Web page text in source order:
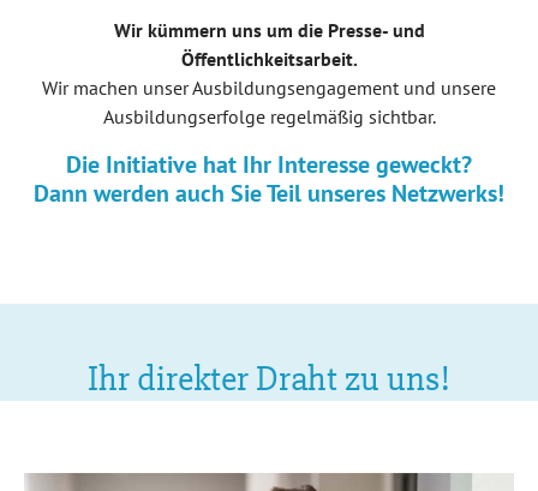
Wir kümmern uns um die Presse- und
Öffentlichkeitsarbeit.
Wir machen unser Ausbildungsengagement und unsere
Ausbildungserfolge regelmäßig sichtbar.
Die Initiative hat Ihr Interesse geweckt?
Dann werden auch Sie Teil unseres Netzwerks!
Ihr direkter Draht zu uns!